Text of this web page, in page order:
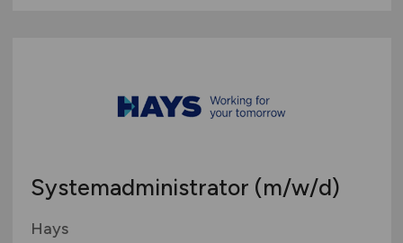
Systemadministrator (m/w/d)
Hays